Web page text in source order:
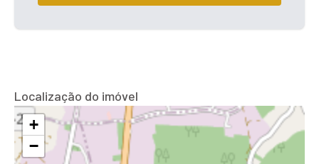
Localização do imóvel
+
−